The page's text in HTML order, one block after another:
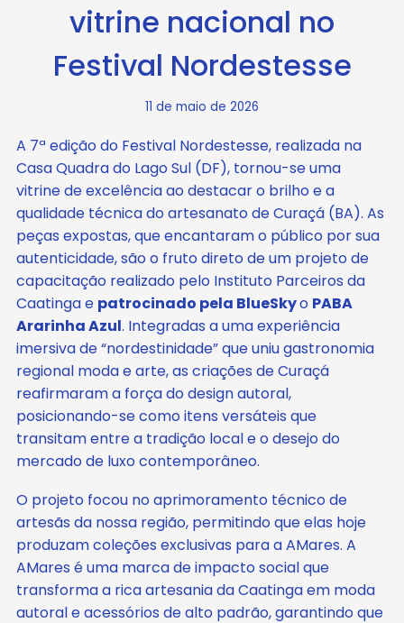
vitrine nacional no
Festival Nordestesse
11 de maio de 2026
A 7ª edição do Festival Nordestesse, realizada na
Casa Quadra do Lago Sul (DF), tornou-se uma
vitrine de excelência ao destacar o brilho e a
qualidade técnica do artesanato de Curaçá (BA). As
peças expostas, que encantaram o público por sua
autenticidade, são o fruto direto de um projeto de
capacitação realizado pelo Instituto Parceiros da
Caatinga e patrocinado pela BlueSkyo PABA
Ararinha Azul. Integradas a uma experiência
imersiva de “nordestinidade” que uniu gastronomia
regional moda e arte, as criações de Curaçá
reafirmaram a força do design autoral,
posicionando-se como itens versáteis que
transitam entre a tradição local e o desejo do
mercado de luxo contemporâneo.
O projeto focou no aprimoramento técnico de
artesãs da nossa região, permitindo que elas hoje
produzam coleções exclusivas para a AMares. A
AMares é uma marca de impacto social que
transforma a rica artesania da Caatinga em moda
autoral e acessórios de alto padrão, garantindo que